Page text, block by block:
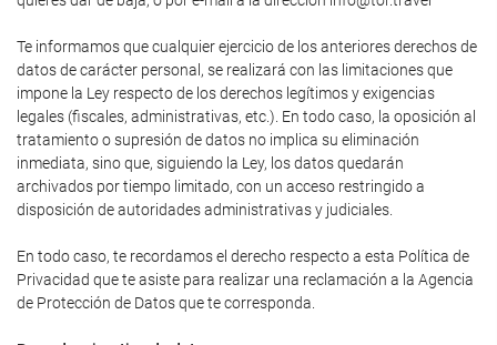
Te informamos que cualquier ejercicio de los anteriores derechos de
datos de carácter personal, se realizará con las limitaciones que
impone la Ley respecto de los derechos legítimos y exigencias
legales (fiscales, administrativas, etc.). En todo caso, la oposición al
tratamiento o supresión de datos no implica su eliminación
inmediata, sino que, siguiendo la Ley, los datos quedarán
archivados por tiempo limitado, con un acceso restringido a
disposición de autoridades administrativas y judiciales.
En todo caso, te recordamos el derecho respecto a esta Política de
Privacidad que te asiste para realizar una reclamación a la Agencia
de Protección de Datos que te corresponda.